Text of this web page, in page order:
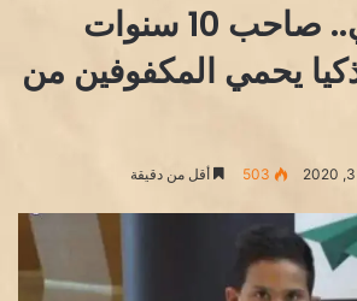
وائل حمديني.. صاحب 10 سنوات
يحمي المكفوفين من
503 أقل من دقيقة